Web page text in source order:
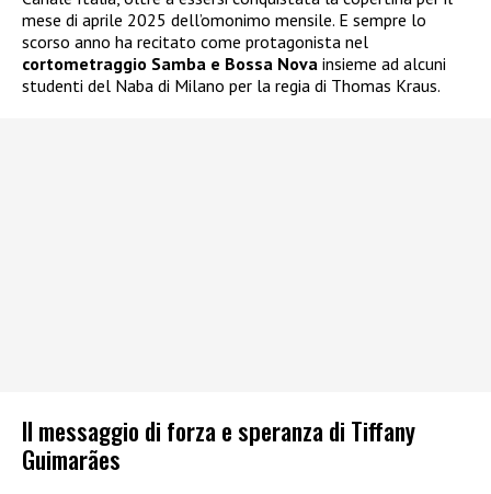
mese di aprile 2025 dell’omonimo mensile. E sempre lo
scorso anno ha recitato come protagonista nel
cortometraggio Samba e Bossa Nova insieme ad alcuni
studenti del Naba di Milano per la regia di Thomas Kraus.
Il messaggio di forza e speranza di Tiffany
Guimarães